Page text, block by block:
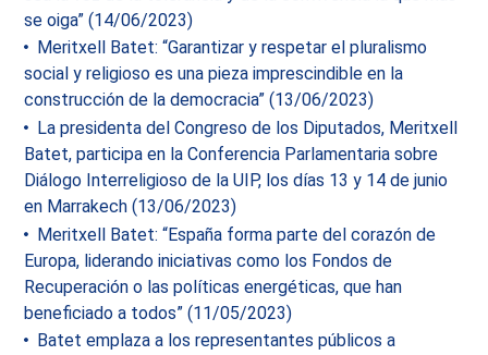
se oiga” (14/06/2023)
Meritxell Batet: “Garantizar y respetar el pluralismo
social y religioso es una pieza imprescindible en la
construcción de la democracia” (13/06/2023)
La presidenta del Congreso de los Diputados, Meritxell
Batet, participa en la Conferencia Parlamentaria sobre
Diálogo Interreligioso de la UIP, los días 13 y 14 de junio
en Marrakech (13/06/2023)
Meritxell Batet: “España forma parte del corazón de
Europa, liderando iniciativas como los Fondos de
Recuperación o las políticas energéticas, que han
beneficiado a todos” (11/05/2023)
Batet emplaza a los representantes públicos a